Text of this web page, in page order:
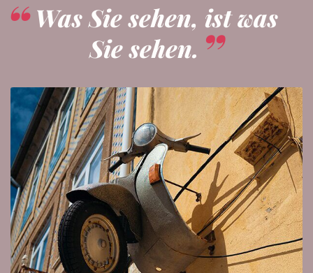
Was Sie sehen, ist was
Sie sehen.